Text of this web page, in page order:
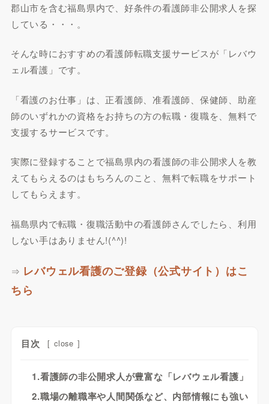
郡山市を含む福島県内で、好条件の看護師非公開求人を探
している・・・。
そんな時におすすめの看護師転職支援サービスが「レバウ
ェル看護」です。
「看護のお仕事」は、正看護師、准看護師、保健師、助産
師のいずれかの資格をお持ちの方の転職・復職を、無料で
支援するサービスです。
実際に登録することで福島県内の看護師の非公開求人を教
えてもらえるのはもちろんのこと、無料で転職をサポート
してもらえます。
福島県内で転職・復職活動中の看護師さんでしたら、利用
しない手はありません!(^^)!
⇒ レバウェル看護のご登録（公式サイト）はこ
ちら
目次 [ close ]
1.看護師の非公開求人が豊富な「レバウェル看護」
2.職場の離職率や人間関係など、内部情報にも強い